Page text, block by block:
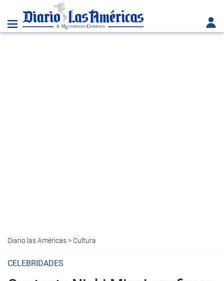
Diario las Américas> Cultura
CELEBRIDADES